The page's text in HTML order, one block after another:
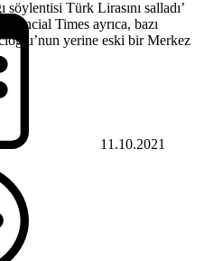
söylentisi Türk Lirasını salladı’
Times ayrıca, bazı
yerine eski bir Merkez
11.10.2021